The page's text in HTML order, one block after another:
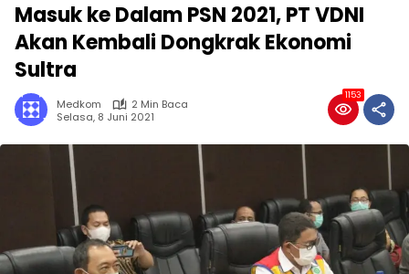
Masuk ke Dalam PSN 2021, PT VDNI
Akan Kembali Dongkrak Ekonomi
Sultra
Medkom
2 Min Baca
Selasa, 8 Juni 2021
1153